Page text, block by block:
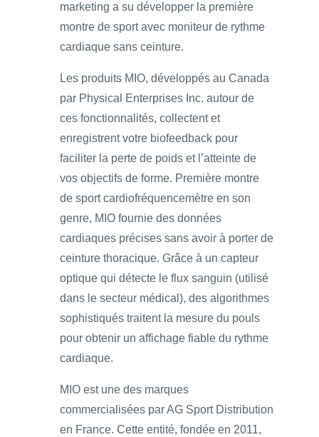
marketing a su développer la première
montre de sport avec moniteur de rythme
cardiaque sans ceinture.
Les produits MIO, développés au Canada
par Physical Enterprises Inc. autour de
ces fonctionnalités, collectent et
enregistrent votre biofeedback pour
faciliter la perte de poids et l’atteinte de
vos objectifs de forme. Première montre
de sport cardiofréquencemètre en son
genre, MIO fournie des données
cardiaques précises sans avoir à porter de
ceinture thoracique. Grâce à un capteur
optique qui détecte le flux sanguin (utilisé
dans le secteur médical), des algorithmes
sophistiqués traitent la mesure du pouls
pour obtenir un affichage fiable du rythme
cardiaque.
MIO est une des marques
commercialisées par AG Sport Distribution
en France. Cette entité, fondée en 2011,